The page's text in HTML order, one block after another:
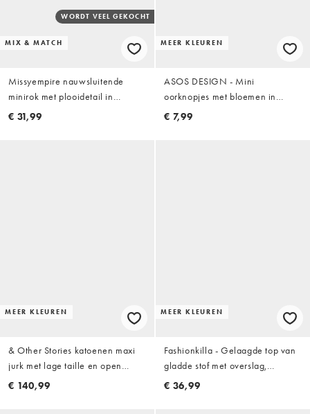
MIX & MATCH
WORDT VEEL GEKOCHT
Missyempire nauwsluitende
minirok met plooidetail in
chocoladebruin, deel van co-ord
€ 31,99
MEER KLEUREN
ASOS DESIGN - Mini
oorknopjes met bloemen in
goudkleur
€ 7,99
MEER KLEUREN
& Other Stories katoenen maxi
jurk met lage taille en open
achterkant in zwart
€ 140,99
MEER KLEUREN
Fashionkilla - Gelaagde top van
gladde stof met overslag,
haltertop en kanten rand in rood
€ 36,99